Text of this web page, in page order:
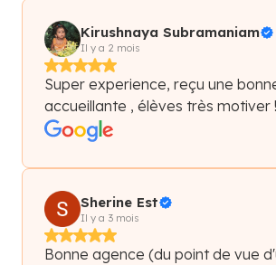
Kirushnaya Subramaniam
Il y a 2 mois
Super experience, reçu une
accueillante , élèves très motiver !
Sherine Est
Il y a 3 mois
Bonne agence (du point de vue